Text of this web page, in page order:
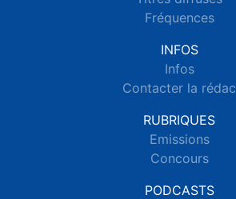
Fréquences
INFOS
Infos
Contacter la rédac
RUBRIQUES
Emissions
Concours
PODCASTS